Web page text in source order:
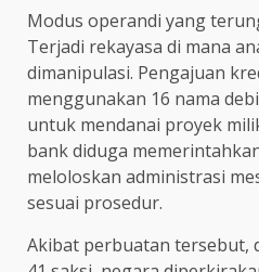
Modus operandi yang
Terjadi rekayasa di mana
dimanipulasi. Pengajuan
menggunakan 16 nama
untuk mendanai proyek
bank diduga
meloloskan administrasi
sesuai prosedur.
Akibat perbuatan tersebut,